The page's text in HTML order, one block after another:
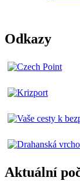
Odkazy
Aktuální